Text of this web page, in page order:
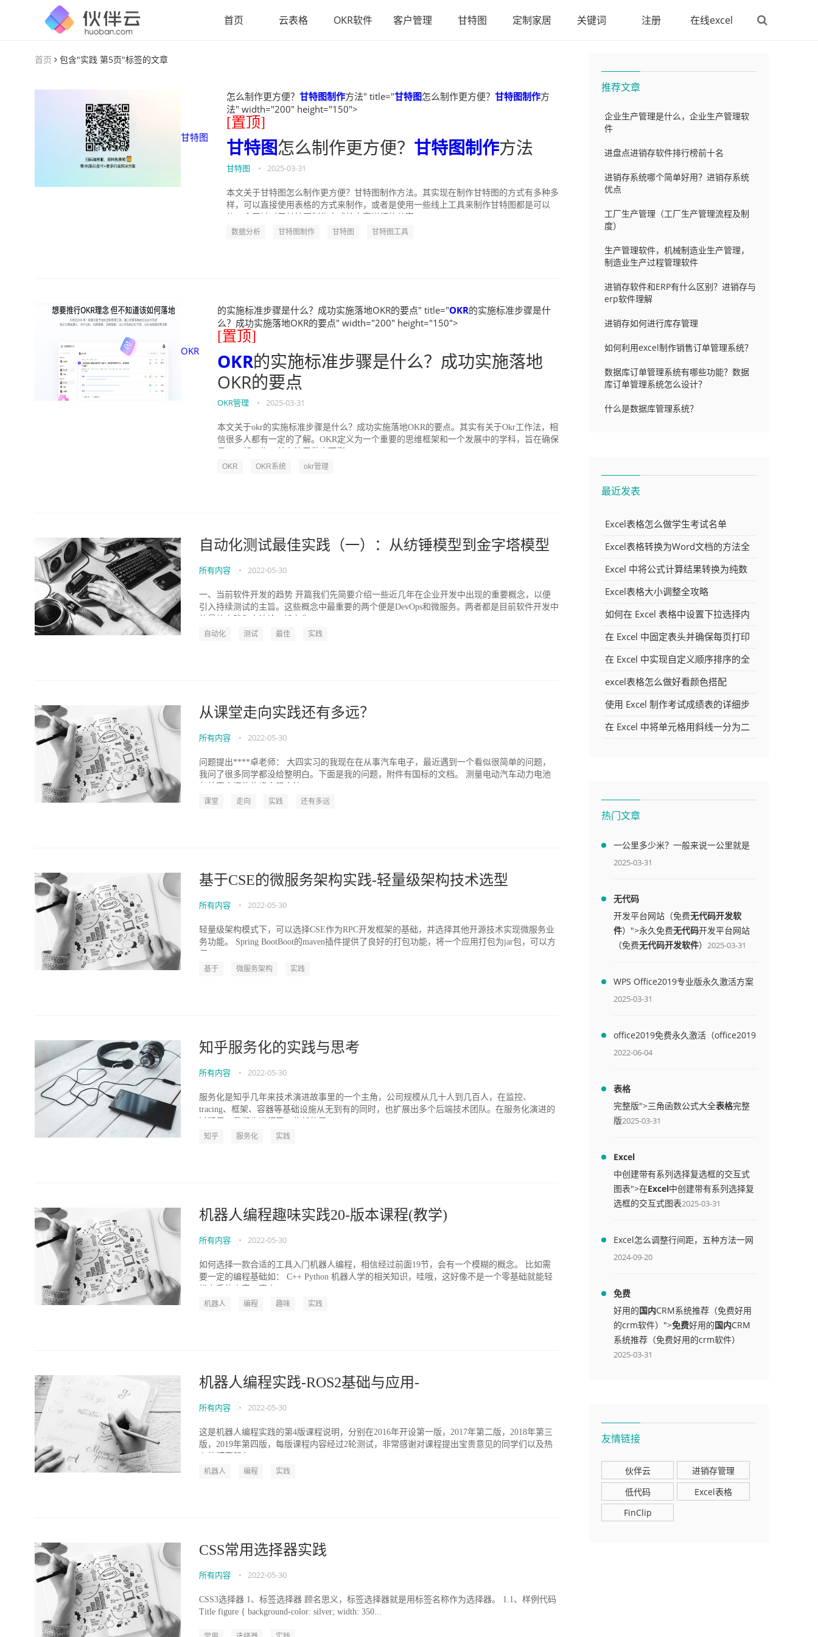
首页 云表格 OKR软件 客户管理 甘特图 定制家居 关键词 注册 在线excel
首页 包含"实践 第5页"标签的文章
甘特图
怎么制作更方便？ 甘特图制作方法" title="甘特图怎么制作更方便？ 甘特图制作方
法" width="200" height="150">
[置顶]
甘特图怎么制作更方便？ 甘特图制作方法
甘特图 • 2025-03-31
本文关于甘特图怎么制作更方便？甘特图制作方法。其实现在制作甘特图的方式有多种多
样，可以直接使用表格的方式来制作，或者是使用一些线上工具来制作甘特图都是可以
数据分析 甘特图制作 甘特图 甘特图工具
OKR
的实施标准步骤是什么？成功实施落地OKR的要点" title="OKR的实施标准步骤是什
么？成功实施落地OKR的要点" width="200" height="150">
[置顶]
OKR的实施标准步骤是什么？成功实施落地
OKR的要点
OKR管理 • 2025-03-31
本文关于okr的实施标准步骤是什么？成功实施落地OKR的要点。其实有关于Okr工作法，相
信很多人都有一定的了解。OKR定义为一个重要的思维框架和一个发展中的学科，旨在确保
OKR OKR系统 okr管理
自动化测试最佳实践（一）：从纺锤模型到金字塔模型
所有内容 • 2022-05-30
一、当前软件开发的趋势 开篇我们先简要介绍一些近几年在企业开发中出现的重要概念，以便
引入持续测试的主旨。这些概念中最重要的两个便是DevOps和微服务。两者都是目前软件开发中
自动化 测试 最佳 实践
从课堂走向实践还有多远？
所有内容 • 2022-05-30
问题提出****卓老师： 大四实习的我现在在从事汽车电子，最近遇到一个看似很简单的问题，
我问了很多同学都没给整明白。下面是我的问题，附件有国标的文档。 测量电动汽车动力电池
课堂 走向 实践 还有多远
基于CSE的微服务架构实践-轻量级架构技术选型
所有内容 • 2022-05-30
轻量级架构模式下，可以选择CSE作为RPC开发框架的基础，并选择其他开源技术实现微服务业
务功能。 Spring BootBoot的maven插件提供了良好的打包功能，将一个应用打包为jar包，可以方
基于 微服务架构 实践
知乎服务化的实践与思考
所有内容 • 2022-05-30
服务化是知乎几年来技术演进故事里的一个主角，公司规模从几十人到几百人，在监控、
tracing、框架、容器等基础设施从无到有的同时，也扩展出多个后端技术团队。在服务化演进的
知乎 服务化 实践
机器人编程趣味实践20-版本课程(教学)
所有内容 • 2022-05-30
如何选择一款合适的工具入门机器人编程，相信经过前面19节，会有一个模糊的概念。 比如需
要一定的编程基础如： C++ Python 机器人学的相关知识，哇哦，这好像不是一个零基础就能轻
机器人 编程 趣味 实践
机器人编程实践-ROS2基础与应用-
所有内容 • 2022-05-30
这是机器人编程实践的第4版课程说明，分别在2016年开设第一版，2017年第二版，2018年第三
版，2019年第四版，每版课程内容经过2轮测试，非常感谢对课程提出宝贵意见的同学们以及热
机器人 编程 实践
CSS常用选择器实践
所有内容 • 2022-05-30
CSS3选择器 1、标签选择器 顾名思义，标签选择器就是用标签名称作为选择器。 1.1、样例代码
Title figure { background-color: silver; width: 350...
推荐文章
企业生产管理是什么，企业生产管理软
件
进盘点进销存软件排行榜前十名
进销存系统哪个简单好用？进销存系统
优点
工厂生产管理（工厂生产管理流程及制
度）
生产管理软件，机械制造业生产管理，
制造业生产过程管理软件
进销存软件和ERP有什么区别？进销存与
erp软件理解
进销存如何进行库存管理
如何利用excel制作销售订单管理系统？
数据库订单管理系统有哪些功能？数据
库订单管理系统怎么设计？
什么是数据库管理系统？
最近发表
Excel表格怎么做学生考试名单
Excel表格转换为Word文档的方法全
解析
Excel 中将公式计算结果转换为纯数
字的多种方法
Excel表格大小调整全攻略
如何在 Excel 表格中设置下拉选择内
容
在 Excel 中固定表头并确保每页打印
时都显示表头的方法详解
在 Excel 中实现自定义顺序排序的全
面指南
excel表格怎么做好看颜色搭配
使用 Excel 制作考试成绩表的详细步
骤及技巧
在 Excel 中将单元格用斜线一分为二
热门文章
一公里多少米？一般来说一公里就是
1000米
2025-03-31
无代码
开发平台网站（免费无代码开发软
件）">永久免费无代码开发平台网站
（免费无代码开发软件） 2025-03-31
WPS Office2019专业版永久激活方案
(附终身授权序列号)
2025-03-31
office2019免费永久激活（office2019
免费永久激活码）
2022-06-04
表格
完整版">三角函数公式大全表格完整
版2025-03-31
Excel
中创建带有系列选择复选框的交互式
图表">在Excel中创建带有系列选择复
选框的交互式图表2025-03-31
Excel怎么调整行间距，五种方法一网
打尽
2024-09-20
免费
好用的国内CRM系统推荐（免费好用
的crm软件）">免费好用的国内CRM
系统推荐（免费好用的crm软件）
2025-03-31
友情链接
伙伴云
进销存管理
低代码
Excel表格
FinClip